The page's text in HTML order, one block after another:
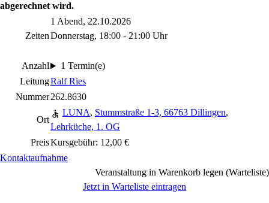
abgerechnet wird.
Zeiten
1 Abend, 22.10.2026
Donnerstag, 18:00 - 21:00 Uhr
Anzahl
1 Termin(e)
LeitungRalf Ries
Nummer262.8630
Ort
LUNA, Stummstraße 1-3, 66763 Dillingen,
Lehrküche, 1. OG
PreisKursgebühr: 12,00 €
Kontaktaufnahme
Veranstaltung in Warenkorb legen (Warteliste)
Jetzt in Warteliste eintragen